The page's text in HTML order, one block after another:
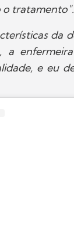
o tratamento".
a
e eu